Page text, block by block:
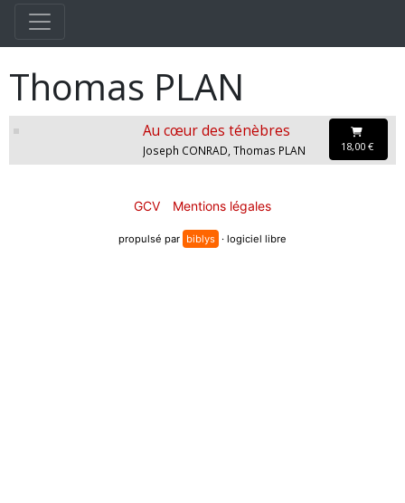
Thomas PLAN
Au cœur des ténèbres
Joseph CONRAD, Thomas PLAN 18,00 €
GCV Mentions légales
propulsé par biblys · logiciel libre